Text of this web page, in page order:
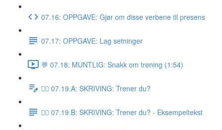
07.16: OPPGAVE: Gjør om disse verbene til presens
07.17: OPPGAVE: Lag setninger
💬 07.18: MUNTLIG: Snakk om trening (1:54)
✍🏼 07.19.A: SKRIVING: Trener du?
✍🏼 07.19.B: SKRIVING: Trener du? - Eksempeltekst